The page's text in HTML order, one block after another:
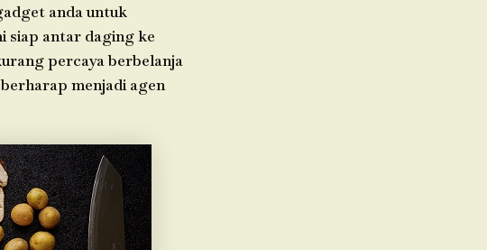
anda untuk
siap antar daging ke
percaya berbelanja
menjadi agen